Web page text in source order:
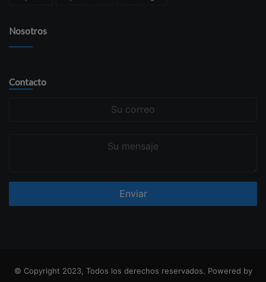
Nosotros
Contacto
© Copyright 2023, Todos los derechos reservados. Powered by